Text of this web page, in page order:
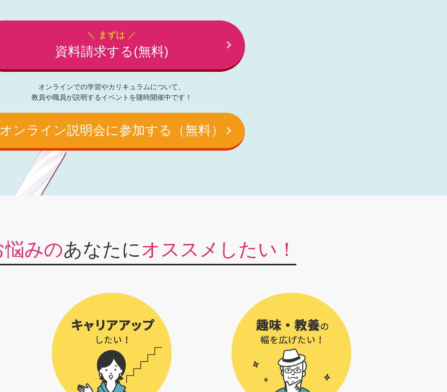
＼ まずは ／
資料請求する(無料)
オンラインでの学習やカリキュラムについて、
教員や職員が説明するイベントを随時開催中です！
オンライン説明会に参加する（無料）
悩みのあなたにオススメしたい！